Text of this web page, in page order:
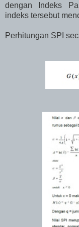
dengan Indeks
indeks tersebut
Perhitungan SPI